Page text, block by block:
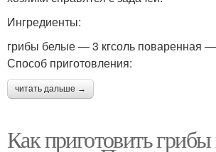
Ингредиенты:
грибы белые — 3 кгсоль поваренная
Способ приготовления:
читать дальше →
Как приготовить грибы